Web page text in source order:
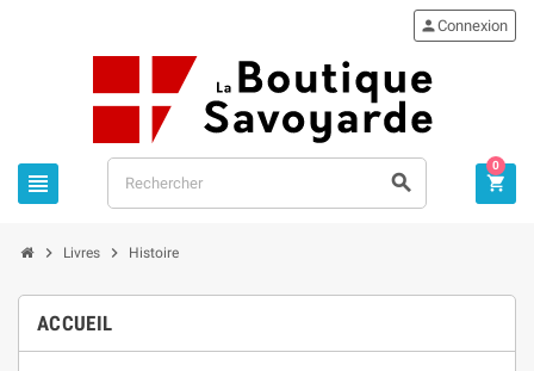
 
Connexion

0
 Livres  Histoire
ACCUEIL